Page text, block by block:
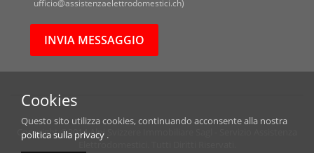
ufficio@assistenzaelettrodomestici.ch)
Copyright ©2014 Alpi Svizzere Immobiliare Sagl - Servizio Assistenza
Elettrodomestici. Tutti Diritti Riservati.
Cookies
Questo sito utilizza cookies, continuando acconsente alla nostra
politica sulla privacy .